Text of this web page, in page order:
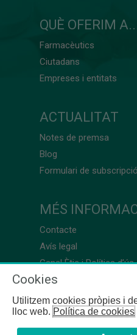
QUÈ OFERIM
Farmacèutics
Ciutadans
Empreses i entitats
ACTUALITAT
Notes de premsa
Blog
Formulari de subscripció
MÉS
Contacte
Avís legal
Canal Ètic i Política d’ús
Cookies
Utilitzem cookies pròpies i
lloc web.Política de cookies